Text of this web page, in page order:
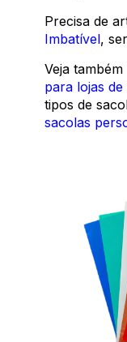
Precisa de
Imbatível,
Veja
para lojas
tipos de
sacolas